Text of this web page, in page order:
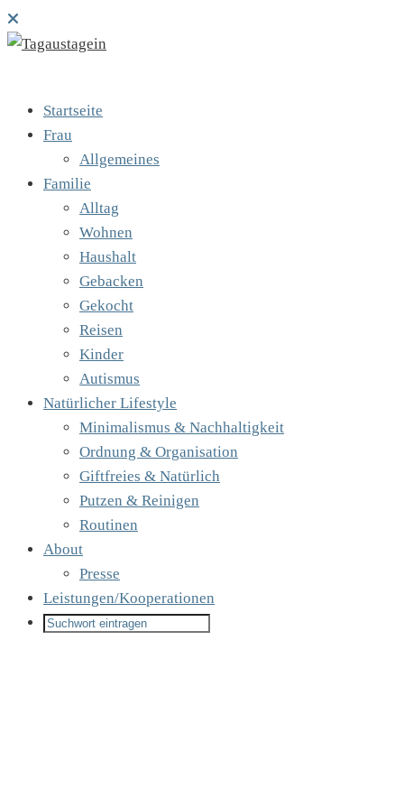
Startseite
Frau
Allgemeines
Familie
Alltag
Wohnen
Haushalt
Gebacken
Gekocht
Reisen
Kinder
Autismus
Natürlicher Lifestyle
Minimalismus & Nachhaltigkeit
Ordnung & Organisation
Giftfreies & Natürlich
Putzen & Reinigen
Routinen
About
Presse
Leistungen/Kooperationen